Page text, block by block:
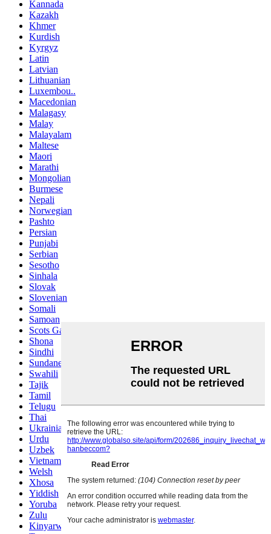
Kannada
Kazakh
Khmer
Kurdish
Kyrgyz
Latin
Latvian
Lithuanian
Luxembou..
Macedonian
Malagasy
Malay
Malayalam
Maltese
Maori
Marathi
Mongolian
Burmese
Nepali
Norwegian
Pashto
Persian
Punjabi
Serbian
Sesotho
Sinhala
Slovak
Slovenian
Somali
Samoan
Scots Gaelic
Shona
Sindhi
Sundanese
Swahili
Tajik
Tamil
Telugu
Thai
Ukrainian
Urdu
Uzbek
Vietnamese
Welsh
Xhosa
Yiddish
Yoruba
Zulu
Kinyarwanda